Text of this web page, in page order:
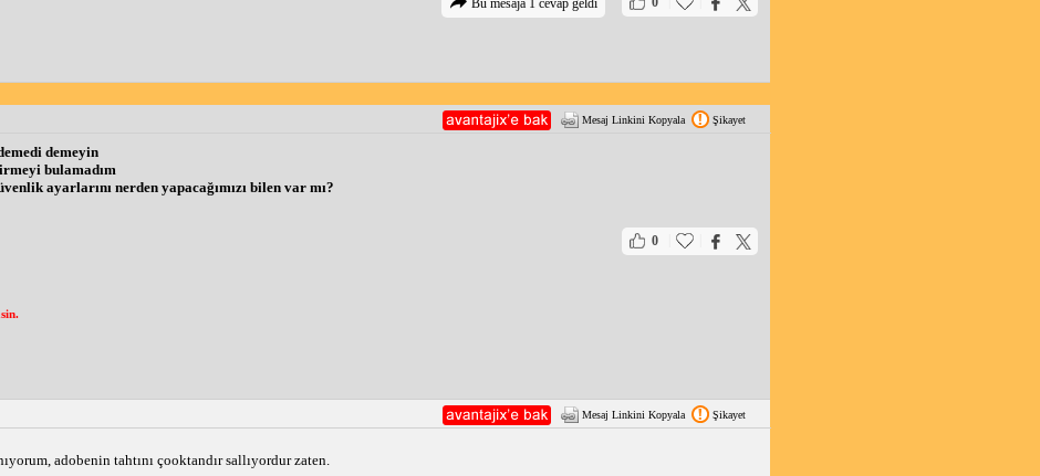
Bu mesaja 1 cevap geldi
Mesaj Linkini Kopyala Şikayet
demeyin
bulamadım
ayarlarını nerden yapacağımızı bilen var mı?
0
Mesaj Linkini Kopyala Şikayet
adobenin tahtını çooktandır sallıyordur zaten.